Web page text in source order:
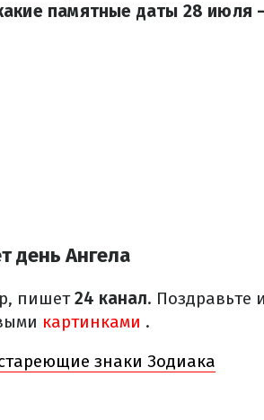
памятные даты 28 июля
день Ангела
пишет24 канал. Поздравьте
картинками .
знаки Зодиака